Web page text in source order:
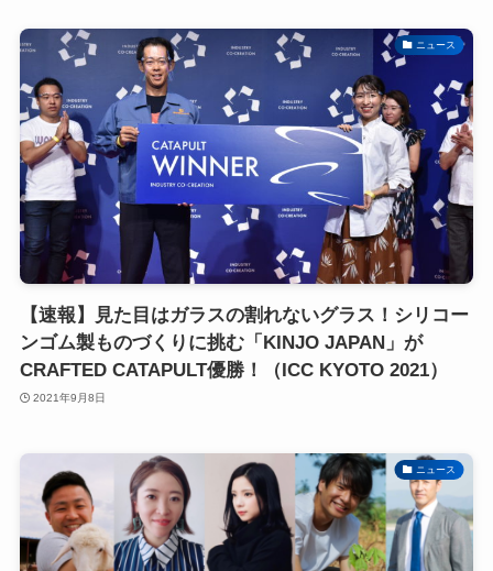
ニュース
【速報】見た目はガラスの割れないグラス！シリコー
ンゴム製ものづくりに挑む「KINJO JAPAN」が
CRAFTED CATAPULT優勝！（ICC KYOTO 2021）
2021年9月8日
ニュース